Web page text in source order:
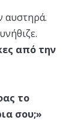
αυστηρά.
από την
το
σου;»